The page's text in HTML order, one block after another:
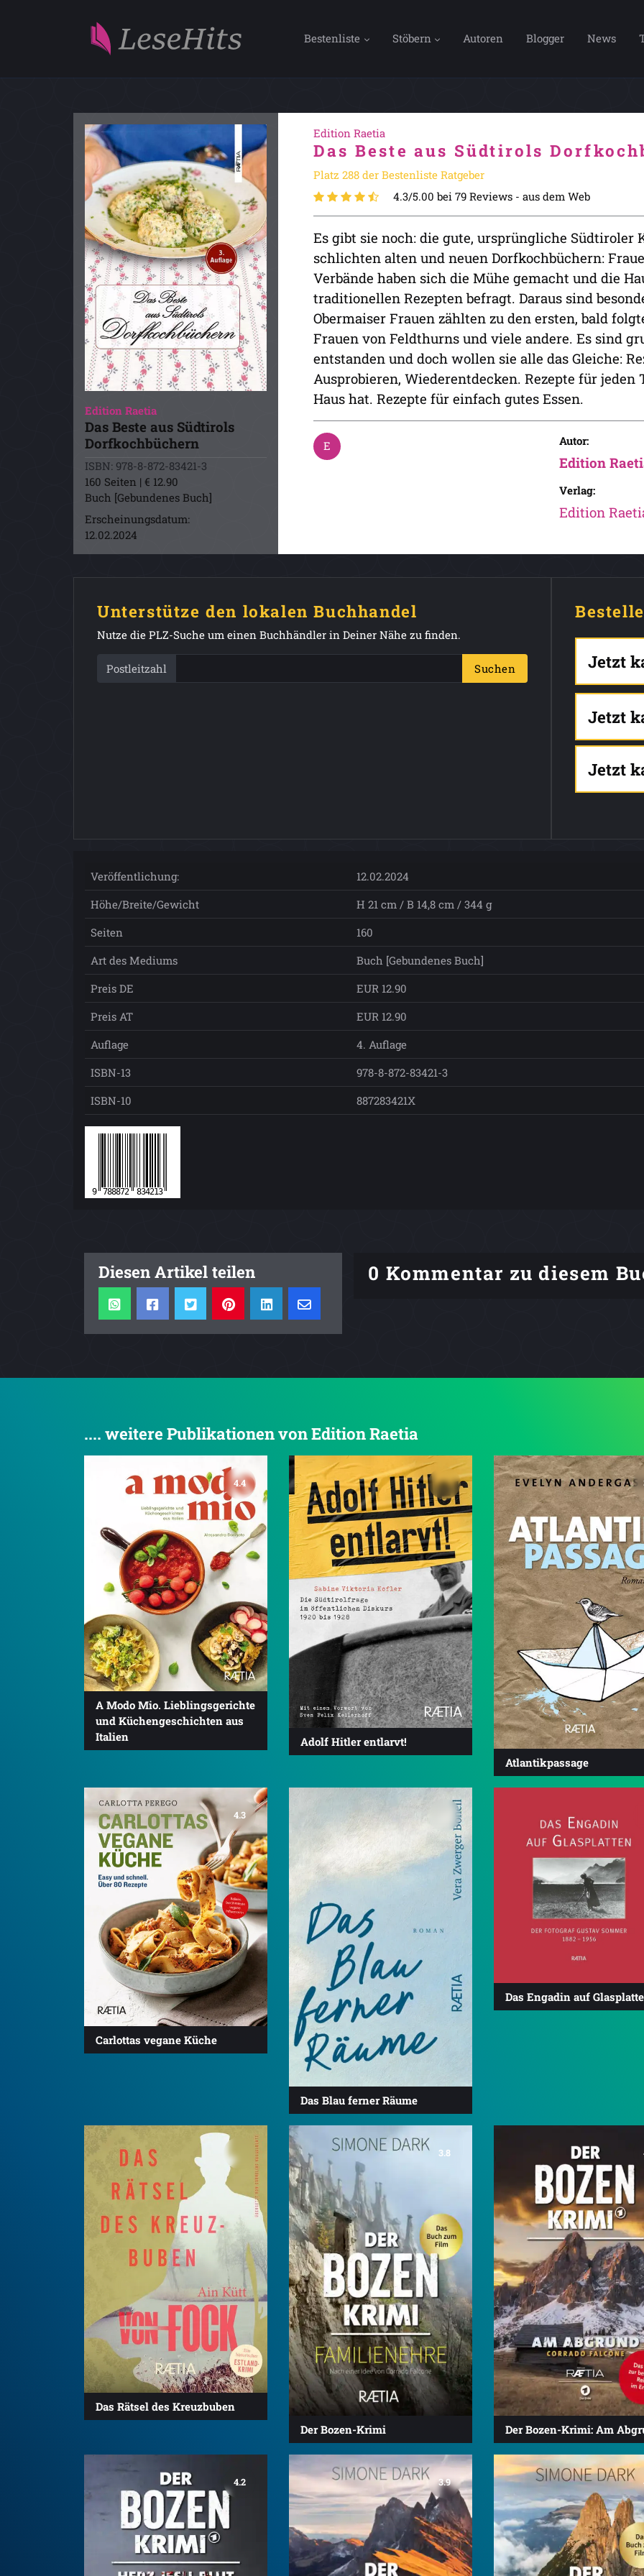
Bestenliste Stöbern Autoren Blogger News
Edition Raetia
Das Beste aus Südtirols
Dorfkochbüchern
ISBN: 978-8-872-83421-3
160 Seiten | € 12.90
Buch [Gebundenes Buch]
Erscheinungsdatum:
12.02.2024
Edition Raetia
Das Beste aus Südtirols
Platz 288 der Bestenliste Ratgeber
4.3/5.00 bei 79 Reviews - aus dem Web
Es gibt sie noch: die gute, ursprüngliche Südtiroler
schlichten alten und neuen Dorfkochbüchern:
Verbände haben sich die Mühe gemacht und die
traditionellen Rezepten befragt. Daraus sind
Obermaiser Frauen zählten zu den ersten, bald
Frauen von Feldthurns und viele andere. Es sind
entstanden und doch wollen sie alle das Gleiche:
Ausprobieren, Wiederentdecken. Rezepte für
Haus hat. Rezepte für einfach gutes Essen.
Autor:
Edition
Verlag:
Edition
Unterstütze den lokalen Buchhandel
Nutze die PLZ-Suche um einen Buchhändler in Deiner Nähe zu finden.
Postleitzahl Suchen Jetzt
Jetzt
Jetzt
Veröffentlichung:
12.02.2024
Höhe/Breite/Gewicht
H 21 cm / B 14,8 cm / 344 g
Seiten
160
Art des Mediums
Buch [Gebundenes Buch]
Preis DE
EUR 12.90
Preis AT
EUR 12.90
Auflage
4. Auflage
ISBN-13
978-8-872-83421-3
ISBN-10
887283421X
Diesen Artikel teilen 0 Kommentar zu diesem
.... weitere Publikationen von Edition Raetia
4.4
A Modo Mio. Lieblingsgerichte
und Küchengeschichten aus
Italien
Adolf Hitler entlarvt!
Atlantikpassage
4.3
Carlottas vegane Küche
Das Blau ferner Räume
Das Engadin auf
Das Rätsel des Kreuzbuben
3.8
Der Bozen-Krimi Der Bozen-Krimi: Am
4.2 3.9